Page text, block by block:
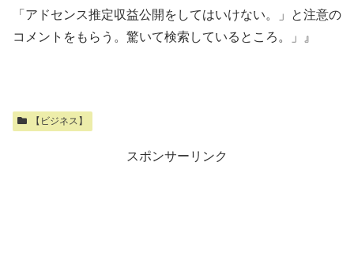
「アドセンス推定収益公開をしてはいけない。」と注意の
コメントをもらう。驚いて検索しているところ。」』
【ビジネス】
スポンサーリンク